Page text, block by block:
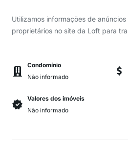
Utilizamos informações de
proprietários no site da Loft para
Condomínio
Não informado
Valores dos imóveis
Não informado